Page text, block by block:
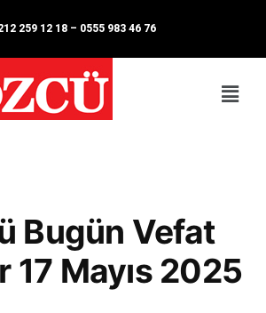
259 12 18– 0555 983 46 76
Bugün Vefat
17 Mayıs 2025